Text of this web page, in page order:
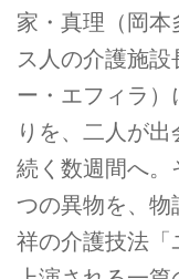
家・真理（岡本
ス人の介護施
ー・エフィラ）
りを、二人が
続く数週間へ。
つの異物を、物
祥の介護技法「